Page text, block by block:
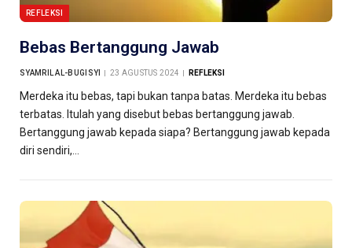
REFLEKSI
Bebas Bertanggung Jawab
SYAMRIL AL-BUGISYI 23 AGUSTUS 2024 REFLEKSI
Merdeka itu bebas, tapi bukan tanpa batas. Merdeka itu bebas
terbatas. Itulah yang disebut bebas bertanggung jawab.
Bertanggung jawab kepada siapa? Bertanggung jawab kepada
diri sendiri,…